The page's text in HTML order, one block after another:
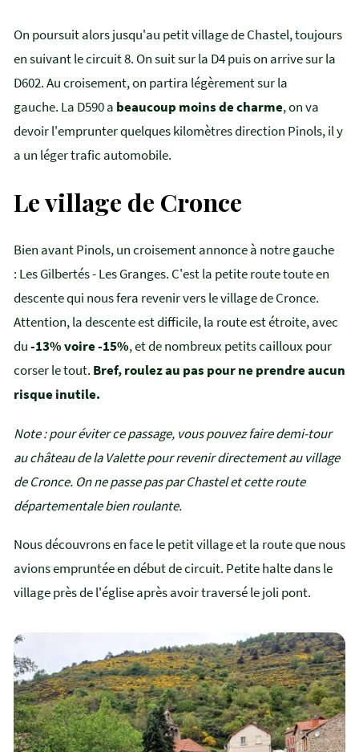
On poursuit alors jusqu'au petit village de Chastel, toujours
en suivant le circuit 8. On suit sur la D4 puis on arrive sur la
D602. Au croisement, on partira légèrement sur la
gauche. La D590 a beaucoup moins de charme, on va
devoir l'emprunter quelques kilomètres direction Pinols, il y
a un léger trafic automobile.
Le village de Cronce
Bien avant Pinols, un croisement annonce à notre gauche
: Les Gilbertés - Les Granges. C'est la petite route toute en
descente qui nous fera revenir vers le village de Cronce.
Attention, la descente est difficile, la route est étroite, avec
du-13% voire -15%, et de nombreux petits cailloux pour
corser le tout. Bref, roulez au pas pour ne prendre aucun
risque inutile.
Note : pour éviter ce passage, vous pouvez faire demi-tour
au château de la Valette pour revenir directement au village
de Cronce. On ne passe pas par Chastel et cette route
départementale bien roulante.
Nous découvrons en face le petit village et la route que nous
avions empruntée en début de circuit. Petite halte dans le
village près de l'église après avoir traversé le joli pont.